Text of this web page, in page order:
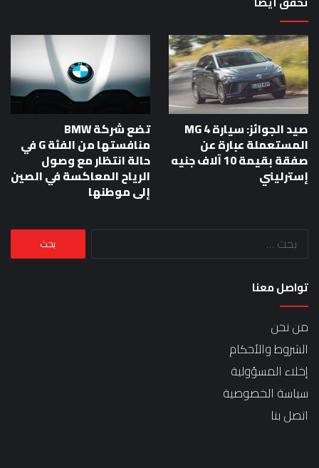
صيد الجوائز: سيارة MG 4
المستعملة عبارة عن
صفقة بقيمة 10 آلاف جنيه
إسترليني
تضع شركة BMW
منافستها من الفئة G في
حالة انتظار مع وصول
الرياح المعاكسة في الصين
إلى موطنها
البحث
تواصل معنا
من نحن
الشروط والأحكام
إخلاء المسؤولية
سياسة الخصوصية
اتصل بنا